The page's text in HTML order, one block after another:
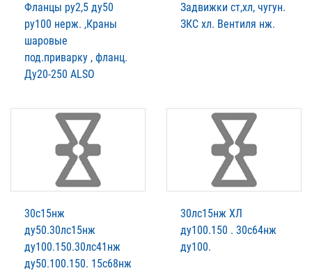
Фланцы ру2,5 ду50
ру100 нерж. ,Краны
шаровые
под.приварку , фланц.
Ду20-250 ALSO
Задвижки ст,хл, чугун.
ЗКС хл. Вентиля нж.
30с15нж
ду50.30лс15нж
ду100.150.30лс41нж
ду50.100.150. 15с68нж
30лс15нж ХЛ
ду100.150 . 30с64нж
ду100.